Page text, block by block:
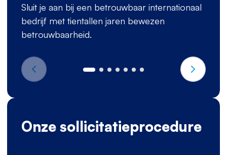
Sluit je aan bij een betrouwbaar internationaal
bedrijf met tientallen jaren bewezen
betrouwbaarheid.
Onze sollicitatieprocedure